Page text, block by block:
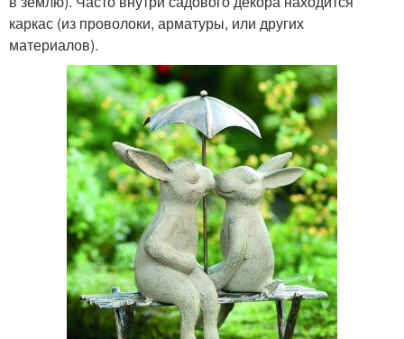
каркас (из проволоки, арматуры, или других
материалов).